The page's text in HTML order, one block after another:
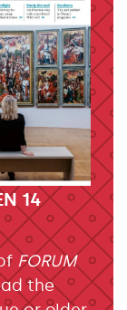
14
FORUM
the